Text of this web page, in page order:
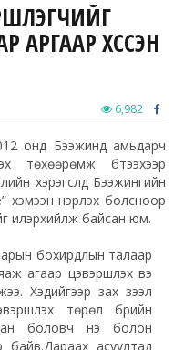
ХҮССЭН
6,982
онд Бээжинд амьдарч
төхөөрөмж бүтээхээр
хэрэгслүүд Бээжингийн
хэмээн нэрлэх болсноор
илэрхийлж байсан юм.
бохирдлын талаар
агаар цэвэршүүлэх вэ
Хэдийгээр зах зээл
төрөл бүрийн
боловч үнэ болон
асуултад